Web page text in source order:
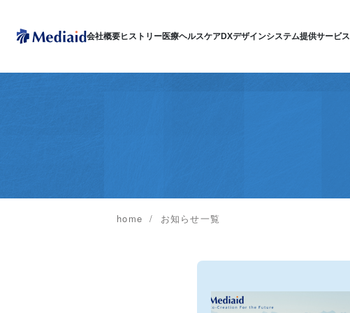
会社概要ヒストリー医療ヘルスケアDXデザインシステム提供サービス
home お知らせ一覧